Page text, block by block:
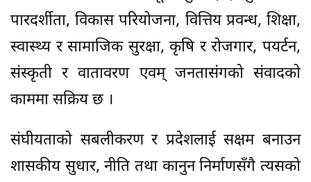
पारदर्शीता, विकास परियोजना, वित्तिय प्रवन्ध, शिक्षा,
स्वास्थ्य र सामाजिक सुरक्षा, कृषि र रोजगार, पयर्टन,
संस्कृती र वातावरण एवम् जनतासंगको संवादको
काममा सक्रिय छ ।
संघीयताको सबलीकरण र प्रदेशलाई सक्षम बनाउन
शासकीय सुधार, नीति तथा कानुन निर्माणसँगै त्यसको